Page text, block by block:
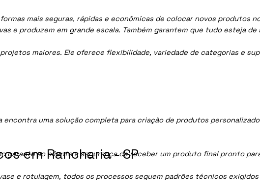
mais seguras, rápidas e econômicas de colocar novos produtos
e produzem em grande escala. Também garantem que tudo esteja de
maiores. Ele oferece flexibilidade, variedade de categorias e
encontra uma solução completa para criação de produtos
garante ao cliente a segurança de receber um produto final pronto
e rotulagem, todos os processos seguem padrões técnicos
em Rancharia - SP